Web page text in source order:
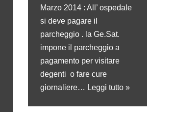
Marzo 2014 : All’ ospedale
si deve pagare il
parcheggio . la Ge.Sat.
impone il parcheggio a
pagamento per visitare
degenti o fare cure
giornaliere… Leggi tutto »